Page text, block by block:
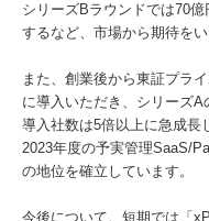
シリーズBラウンドでは70
するなど、市場から期待をい
また、創業後から東証プラ
に導入いただき、シリーズA
導入社数は5倍以上に急成長
2023年度の予実管理SaaS/
の地位を確立しています。
今後について、短期では「